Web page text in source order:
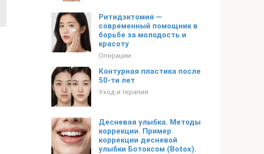
Ритидэктомия —
современный помощник в
борьбе за молодость и
красоту
Операции
Контурная пластика после
50-ти лет
Уход и терапия
Десневая улыбка. Методы
коррекции. Пример
коррекции десневой
улыбки Ботоксом (Botox).